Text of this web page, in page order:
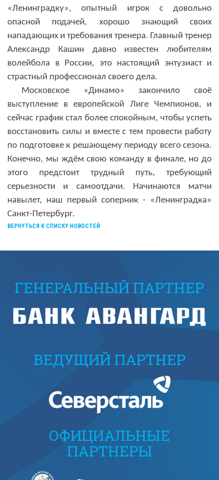
«Ленинградку», опытный игрок с довольно
опасной подачей, хорошо знающий своих
нападающих и требования тренера. Главный тренер
Александр Кашин давно известен любителям
волейбола в России, это настоящий энтузиаст и
страстный профессионал своего дела.
Московское «Динамо» закончило своё
выступление в европейской Лиге Чемпионов, и
сейчас график стал более спокойным, чтобы успеть
восстановить силы и вместе с тем провести работу
по подготовке к решающему периоду всего сезона.
Конечно, мы ждём свою команду в финале, но до
этого предстоит трудный путь, требующий
серьезности и самоотдачи. Начинаются матчи
навылет, наш первый соперник - «Ленинградка»
Санкт-Петербург.
ВЕРНУТЬСЯ К СПИСКУ НОВОСТЕЙ
ГЕНЕРАЛЬНЫЙ ПАРТНЕР
ВЕДУЩИЙ ПАРТНЕР
ОФИЦИАЛЬНЫЕ
ПАРТНЕРЫ